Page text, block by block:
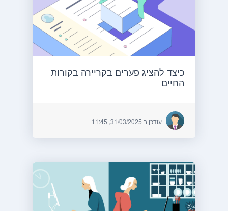
כיצד להציג פערים בקריירה בקורות
החיים
עודכן ב 31/03/2025, 11:45